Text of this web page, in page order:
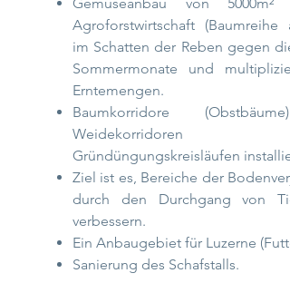
Agroforstwirtschaft (Baumreihe
im Schatten der Reben gegen
Sommermonate und
Erntemengen.
Baumkorridore
Weidekorridoren
Gründüngungskreisläufen
Ziel ist es, Bereiche der
durch den Durchgang von
verbessern.
Ein Anbaugebiet für Luzerne
Sanierung des Schafstalls.